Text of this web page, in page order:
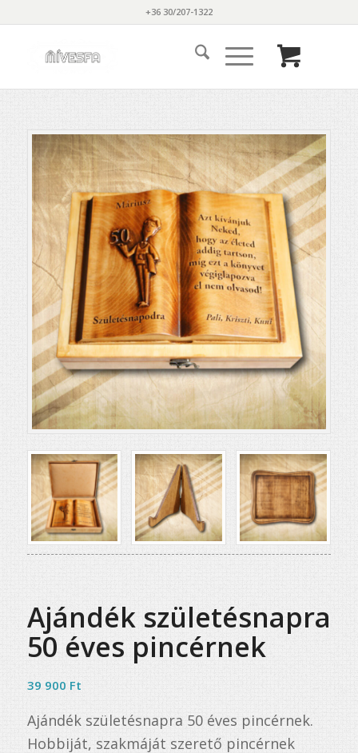
+36 30/207-1322
Ajándék születésnapra
50 éves pincérnek
39 900 Ft
Ajándék születésnapra 50 éves pincérnek.
Hobbiját, szakmáját szerető pincérnek